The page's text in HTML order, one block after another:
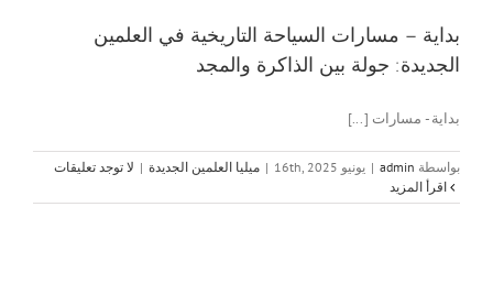
بداية – مسارات السياحة التاريخية في العلمين
الجديدة: جولة بين الذاكرة والمجد
بداية - مسارات [...]
بواسطة admin
| يونيو 16th, 2025 | ميليا العلمين الجديدة | لا توجد تعليقات